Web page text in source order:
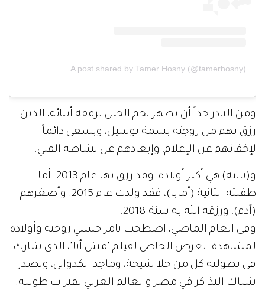
A post shared by Tamer Hosny (@tamerhosny)
ومن النادر جداً أن يظهر نجم الجيل برفقة أبنائه، الذين
رزق بهم من زوجته بسمة بوسيل، ويسعى دائماً
لإخفائهم عن الإعلام، وإبعادهم عن نشاطه الفني.
و(تالية) هي أكبر أولاده، وقد رزق بها عام 2013. أما
طفلته الثانية (أمايا)، فقد ولدت عام 2015. وأصغرهم
(آدم)، ورزقه الله به سنة 2018.
وفي العام الماضي، اصطحب تامر حسني زوجته وأولاده
لمشاهدة العرض الخاص لفيلم "مش أنا"، الذي شارك
في بطولته كل من حلا شيحة، وماجد الكدواني، وتصدر
شباك التذاكر في مصر والعالم العربي لفترات طويلة.